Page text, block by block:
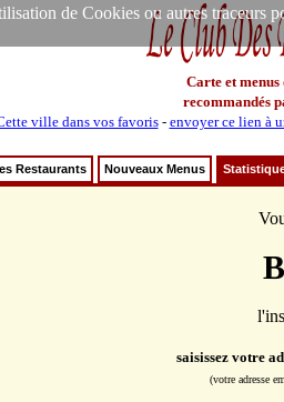
de Cookies ou autres traceurs
Carte et
recommandés
ville dans vos favoris- envoyer ce lien à
Restaurants Nouveaux Menus
saisissez votre
(votre adresse